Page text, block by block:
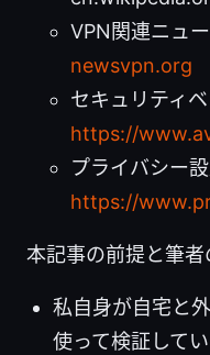
VPN関連ニュ
newsvpn.org
セキュリティ
https://
プライバシー
https://
本記事の前提と筆者
私自身が自宅と
使って検証して